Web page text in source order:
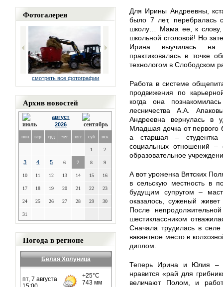
Фотогалерея
смотреть все фотографии
Архив новостей
август
2026
пон втр срд чет пят суб вск
1 2
3 4 5 6 7 8 9
10 11 12 13 14 15 16
17 18 19 20 21 22 23
24 25 26 27 28 29 30
31
Погода в регионе
Белая Холуница
Для Ирины Андреевны,
было 7 лет, перебралась
школу… Мама ее, к слову,
школьной столовой! Но
Ирина выучилась на
практиковалась в точке
технологом в Слободском
Работа в системе
продвижения по
когда она
лесничества А.А.
Андреевна вернулась в
Младшая дочка от первого
а старшая – студентка
социальных отношений
образовательное
А вот уроженка Вятских
в сельскую местность в
будущим супругом –
оказалось, суженый
После
шестиклассником
Сначала трудилась в
вакантное место в
диплом.
Теперь Ирина и Юлия –
нравится «рай для
величают Полом, и